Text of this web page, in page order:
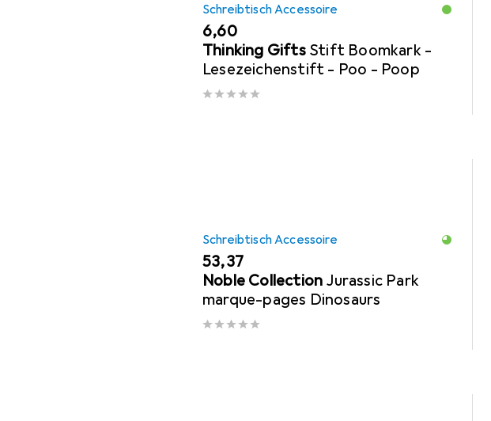
Schreibtisch Accessoire
EUR
6,60
Thinking Gifts Stift Boomkark -
Lesezeichenstift - Poo - Poop
Schreibtisch Accessoire
EUR
53,37
Noble Collection Jurassic Park
marque-pages Dinosaurs